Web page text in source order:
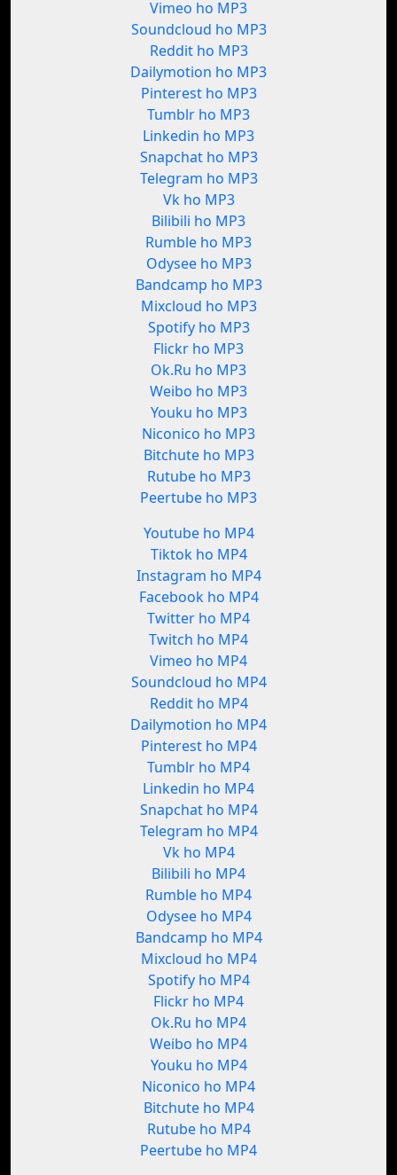
Vimeo ho MP3
Soundcloud ho MP3
Reddit ho MP3
Dailymotion ho MP3
Pinterest ho MP3
Tumblr ho MP3
Linkedin ho MP3
Snapchat ho MP3
Telegram ho MP3
Vk ho MP3
Bilibili ho MP3
Rumble ho MP3
Odysee ho MP3
Bandcamp ho MP3
Mixcloud ho MP3
Spotify ho MP3
Flickr ho MP3
Ok.Ru ho MP3
Weibo ho MP3
Youku ho MP3
Niconico ho MP3
Bitchute ho MP3
Rutube ho MP3
Peertube ho MP3
Youtube ho MP4
Tiktok ho MP4
Instagram ho MP4
Facebook ho MP4
Twitter ho MP4
Twitch ho MP4
Vimeo ho MP4
Soundcloud ho MP4
Reddit ho MP4
Dailymotion ho MP4
Pinterest ho MP4
Tumblr ho MP4
Linkedin ho MP4
Snapchat ho MP4
Telegram ho MP4
Vk ho MP4
Bilibili ho MP4
Rumble ho MP4
Odysee ho MP4
Bandcamp ho MP4
Mixcloud ho MP4
Spotify ho MP4
Flickr ho MP4
Ok.Ru ho MP4
Weibo ho MP4
Youku ho MP4
Niconico ho MP4
Bitchute ho MP4
Rutube ho MP4
Peertube ho MP4